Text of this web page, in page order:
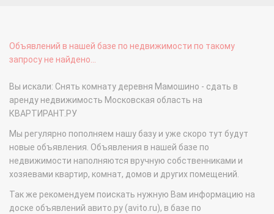
Объявлений в нашей базе по недвижимости по такому
запросу не найдено...
Вы искали: Снять комнату деревня Мамошино - сдать в
аренду недвижимость Московская область на
КВАРТИРАНТ.РУ
Мы регулярно пополняем нашу базу и уже скоро тут будут
новые объявления. Объявления в нашей базе по
недвижимости наполняются вручную собственниками и
хозяевами квартир, комнат, домов и других помещений.
Так же рекомендуем поискать нужную Вам информацию на
доске объявлений авито.ру (avito.ru), в базе по